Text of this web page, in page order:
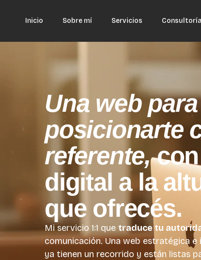
Inicio Sobre mí Servicios Consultoría
Una web para
posicionarte
referente,
digital a la
que ofrecés.
Mi servicio 1:1 que traduce tu
comunicación. Una web estratégica
ya tienen un recorrido y están listas